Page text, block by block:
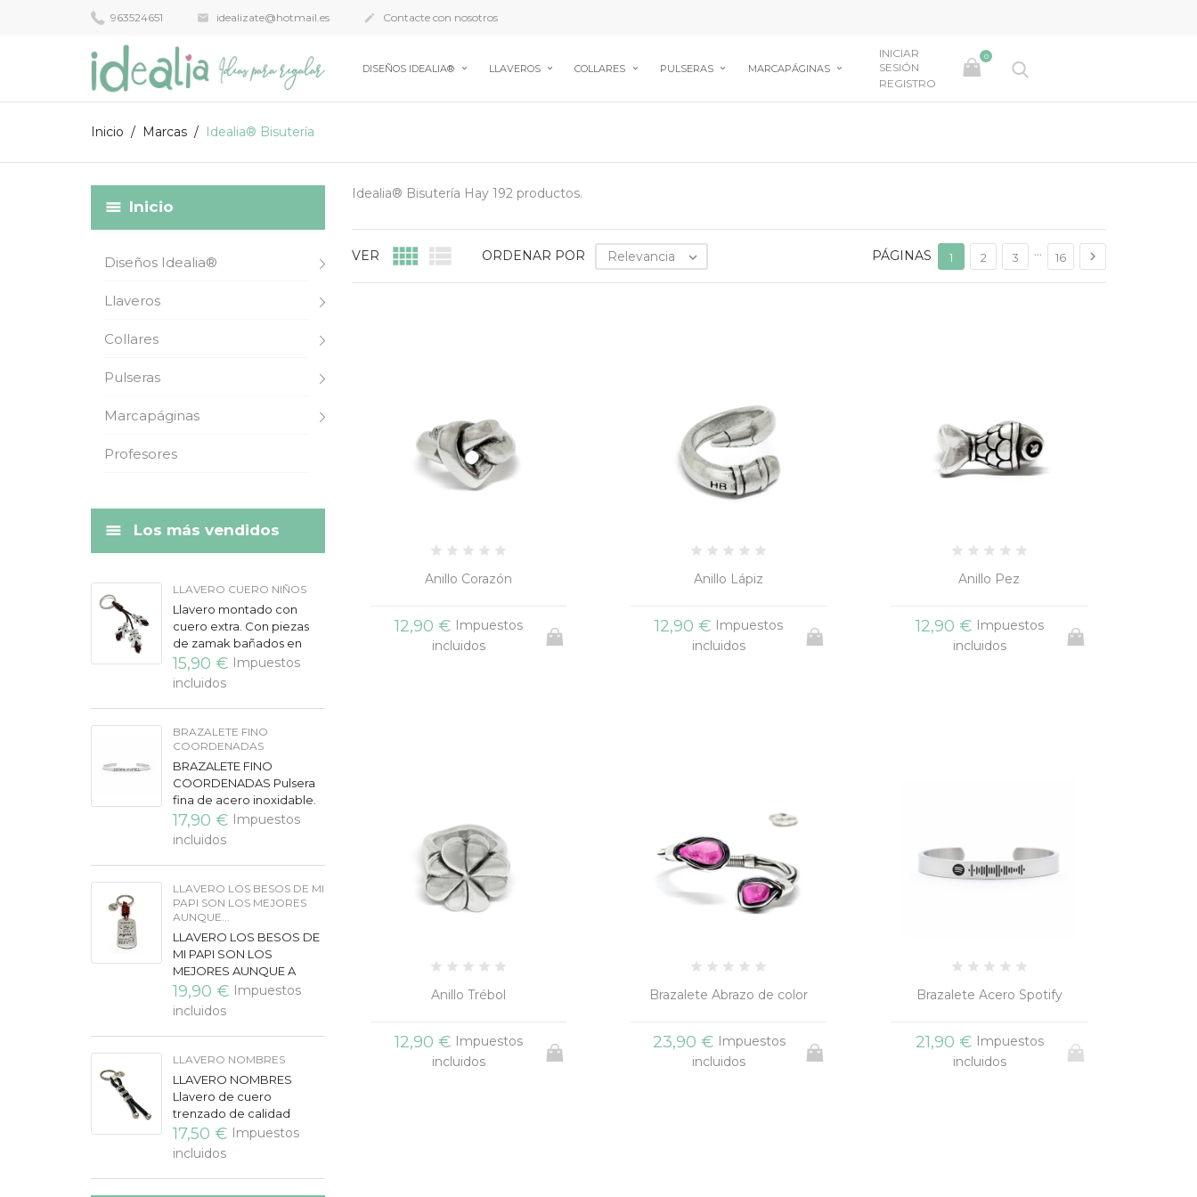
963524651  idealizate@hotmail.es  Contacte con nosotros
DISEÑOS IDEALIA® LLAVEROS COLLARES PULSERAS MARCAPÁGINAS
INICIAR
SESIÓN
REGISTRO
0
Inicio Marcas Idealia® Bisutería
Inicio
Diseños Idealia®
Llaveros
Collares
Pulseras
Marcapáginas
Profesores
Los más vendidos
LLAVERO CUERO NIÑOS
Llavero montado con
cuero extra. Con piezas
de zamak bañados en
plata, grabados a láser.
Disponible de uno o tres
cantidades...
15,90 € Impuestos
incluidos
BRAZALETE FINO
COORDENADAS
BRAZALETE FINO
COORDENADAS Pulsera
fina de acero inoxidable.
Grabamos las
coordenadas de un lugar
primera cita, vuestro...
17,90 € Impuestos
incluidos
LLAVERO LOS BESOS DE MI
PAPI SON LOS MEJORES
AUNQUE...
LLAVERO LOS BESOS DE
MI PAPI SON LOS
MEJORES AUNQUE A
VECES PINCHENLlavero
de cuero de calidad
regalo a Padres y Día
del...
19,90 € Impuestos
incluidos
LLAVERO NOMBRES
LLAVERO NOMBRES
Llavero de cuero
trenzado de calidad
extra, con discos para
grabar los nombres de la
amigos. Disponible para...
17,50 € Impuestos
incluidos
Idealia® Bisutería Hay 192 productos.
VER   ORDENAR POR Relevancia  PÁGINAS 1 2 3 … 16 
Anillo Corazón
12,90 € Impuestos
incluidos
Anillo Lápiz
12,90 € Impuestos
incluidos
Anillo Pez
12,90 € Impuestos
incluidos
Anillo Trébol
12,90 € Impuestos
incluidos
Brazalete Abrazo de color
23,90 € Impuestos
incluidos
Brazalete Acero Spotify
21,90 € Impuestos
incluidos